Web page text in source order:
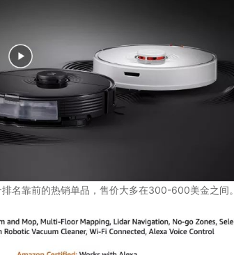
靠前的热销单品，售价大多在300-600美金之间。